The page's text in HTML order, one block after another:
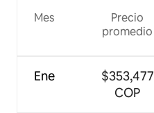
Mes
Ene
Precio
promedio
$353,477
COP